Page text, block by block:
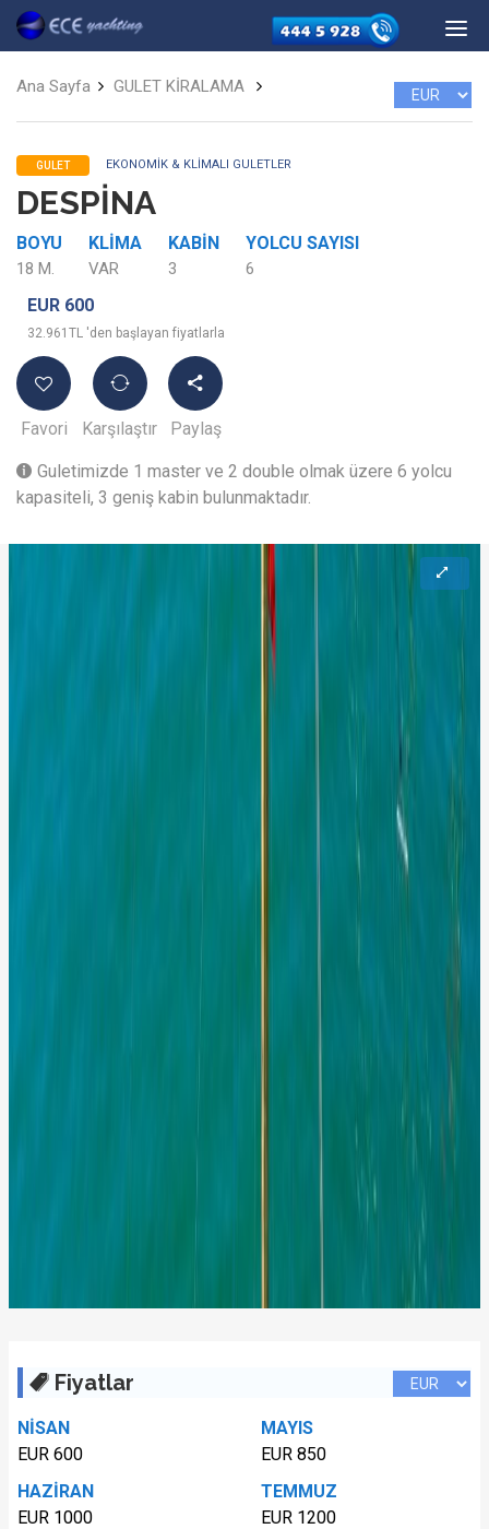
Ana Sayfa GULET KİRALAMA
GULET EKONOMIK & KLIMALI GULETLER
DESPİNA
BOYU
18 M.
KLIMA
VAR
KABIN
3
YOLCU SAYISI
6
EUR 600
32.961TL 'den başlayan fiyatlarla
Favori Karşılaştır Paylaş
Guletimizde 1 master ve 2 double olmak üzere 6 yolcu
kapasiteli, 3 geniş kabin bulunmaktadır.
Fiyatlar
NİSAN
EUR 600
MAYIS
EUR 850
HAZİRAN
EUR 1000
TEMMUZ
EUR 1200